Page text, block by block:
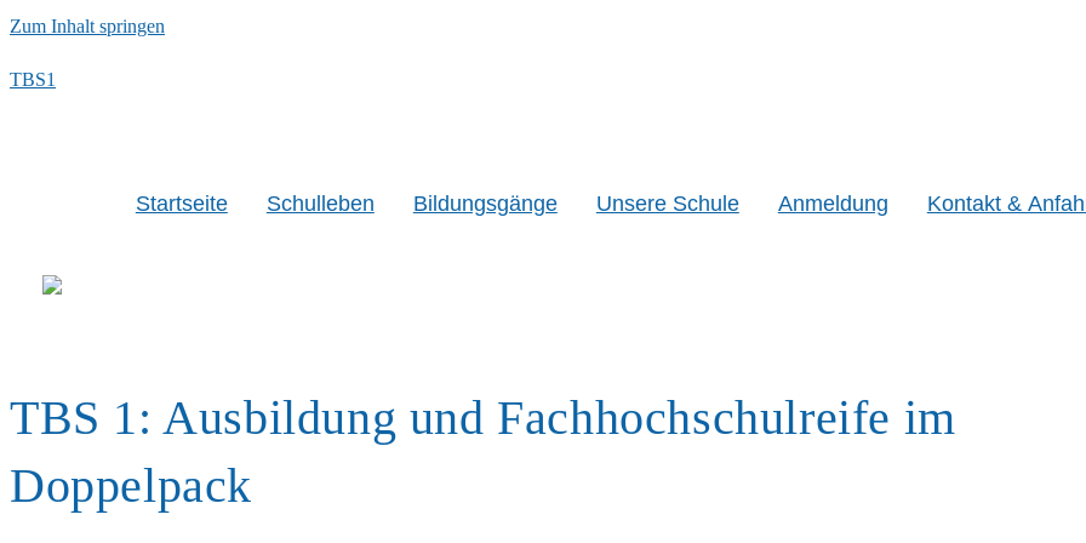
Zum Inhalt springen
TBS1
Startseite Schulleben Bildungsgänge Unsere Schule Anmeldung Kontakt &
TBS 1: Ausbildung und Fachhochschulreife im
Doppelpack